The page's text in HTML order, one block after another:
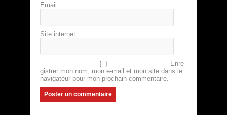
Email
Site internet
Enre
gistrer mon nom, mon e-mail et mon site dans le
navigateur pour mon prochain commentaire.